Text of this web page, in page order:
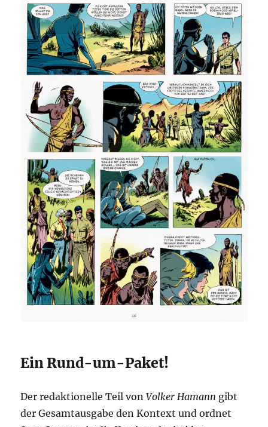
Ein Rund-um-Paket!
Der redaktionelle Teil vonVolker Hamann gibt
der Gesamtausgabe den Kontext und ordnet